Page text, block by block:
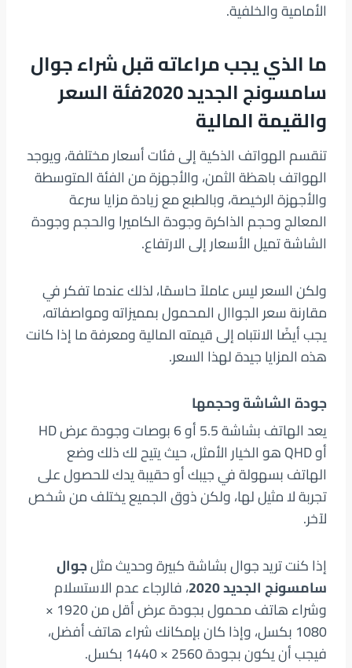
الأمامية والخلفية.
ما الذي يجب مراعاته قبل شراء جوال
سامسونج الجديد 2020فئة السعر
والقيمة المالية
تنقسم الهواتف الذكية إلى فئات أسعار مختلفة، ويوجد
الهواتف باهظة الثمن، والأجهزة من الفئة المتوسطة
والأجهزة الرخيصة، وبالطبع مع زيادة مزايا سرعة
المعالج وحجم الذاكرة وجودة الكاميرا والحجم وجودة
الشاشة تميل الأسعار إلى الارتفاع.
ولكن السعر ليس عاملاً حاسمًا، لذلك عندما تفكر في
مقارنة سعر الجواال المحمول بمميزاته ومواصفاته،
يجب أيضًا الانتباه إلى قيمته المالية ومعرفة ما إذا كانت
هذه المزايا جيدة لهذا السعر.
جودة الشاشة وحجمها
يعد الهاتف بشاشة 5.5 أو 6 بوصات وجودة عرض HD
أو QHD هو الخيار الأمثل، حيث يتيح لك ذلك وضع
الهاتف بسهولة في جيبك أو حقيبة يدك للحصول على
تجربة لا مثيل لها، ولكن ذوق الجميع يختلف من شخص
لآخر.
إذا كنت تريد جوال بشاشة كبيرة وحديث مثلجوال
سامسونج الجديد 2020
، فالرجاء عدم الاستسلام
وشراء هاتف محمول بجودة عرض أقل من 1920 ×
1080 بكسل، وإذا كان بإمكانك شراء هاتف أفضل،
فيجب أن يكون بجودة 2560 × 1440 بكسل.